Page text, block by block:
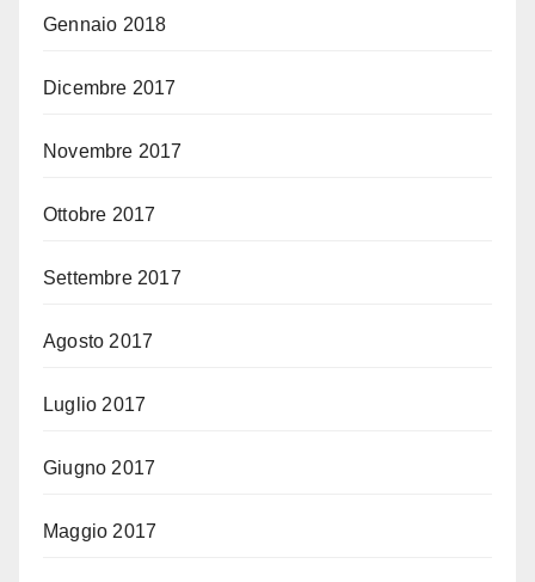
Gennaio 2018
Dicembre 2017
Novembre 2017
Ottobre 2017
Settembre 2017
Agosto 2017
Luglio 2017
Giugno 2017
Maggio 2017